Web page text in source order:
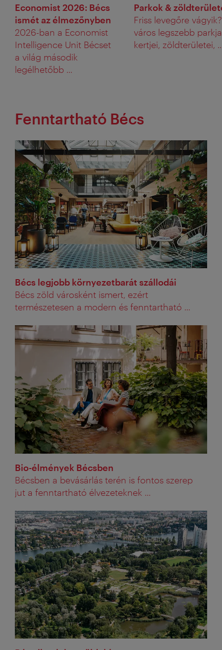
Economist 2026: Bécs
ismét az élmezőnyben
2026-ban a Economist
Intelligence Unit Bécset
a világ második
legélhetőbb ...
Parkok &
Friss levegőre
város legszebb
kertjei, zöldterületei,
Fenntartható Bécs
Bécs legjobb környezetbarát szállodái
Bécs zöld városként ismert, ezért
természetesen a modern és fenntartható ...
Bio-élmények Bécsben
Bécsben a bevásárlás terén is fontos szerep
jut a fenntartható élvezeteknek ...